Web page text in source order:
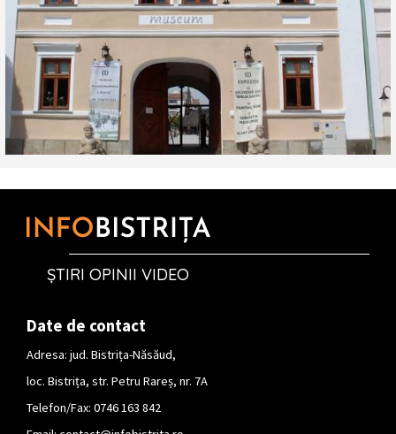
ȘTIRI OPINII VIDEO
Date de contact
Adresa: jud. Bistrița-Năsăud,
loc. Bistrița, str. Petru Rareș, nr. 7A
Telefon/Fax: 0746 163 842